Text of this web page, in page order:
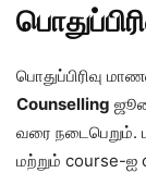
பொதுப்பிரிவு
Counselling
வரை நடைபெறும்.
மற்றும் course-ஐ